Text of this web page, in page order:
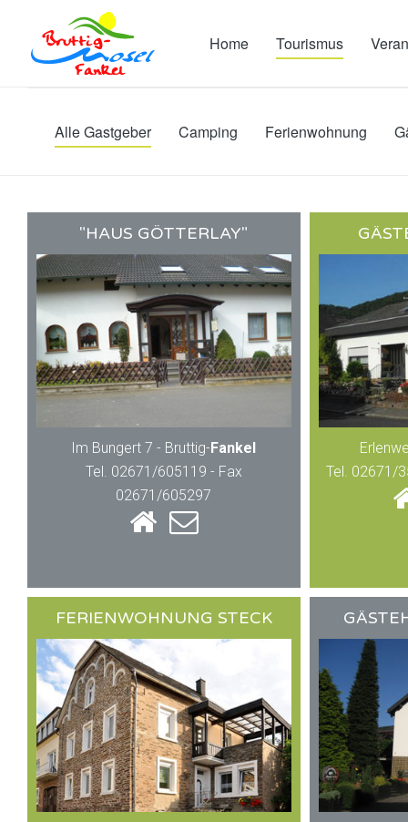
Home Tourismus
Alle Gastgeber Camping Ferienwohnung
"HAUS GÖTTERLAY"
Im Bungert 7 - Bruttig-Fankel
Tel. 02671/605119 - Fax
02671/605297
Tel. 02671/
FERIENWOHNUNG STECK